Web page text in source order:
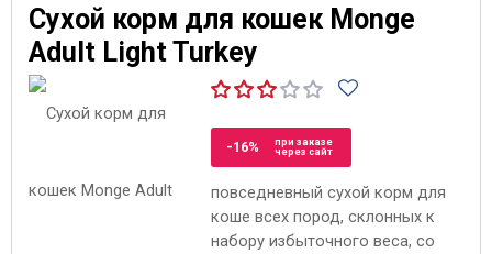
Сухой корм для кошек Monge
Adult Light Turkey
-16%
при заказе
через сайт
повседневный сухой корм для
коше всех пород, склонных к
набору избыточного веса, со